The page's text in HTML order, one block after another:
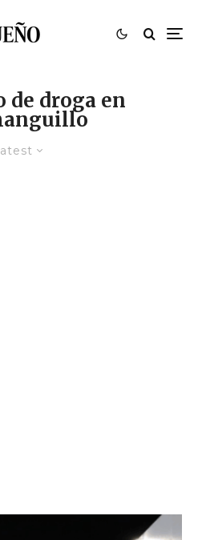
de droga en